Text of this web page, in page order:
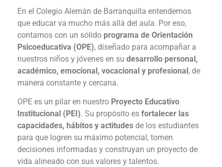
En el Colegio Alemán de Barranquilla entendemos
que educar va mucho más allá del aula. Por eso,
contamos con un sólido programa de Orientación
Psicoeducativa (OPE), diseñado para acompañar a
nuestros niños y jóvenes en su desarrollo personal,
académico, emocional, vocacional y profesional, de
manera constante y cercana.
OPE es un pilar en nuestro Proyecto Educativo
Institucional (PEI). Su propósito es fortalecer las
capacidades, hábitos y actitudes de los estudiantes
para que logren su máximo potencial, tomen
decisiones informadas y construyan un proyecto de
vida alineado con sus valores y talentos.